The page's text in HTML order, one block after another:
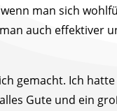
man sich
auch effektiver
gemacht. Ich
Gute und ein